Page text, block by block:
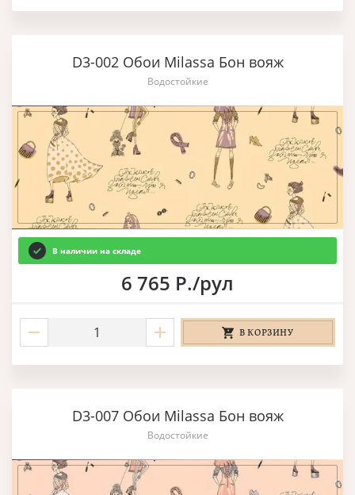
D3-002 Обои Milassa Бон вояж
Водостойкие
В наличии на складе
6 765 Р./рул
В КОРЗИНУ
D3-007 Обои Milassa Бон вояж
Водостойкие